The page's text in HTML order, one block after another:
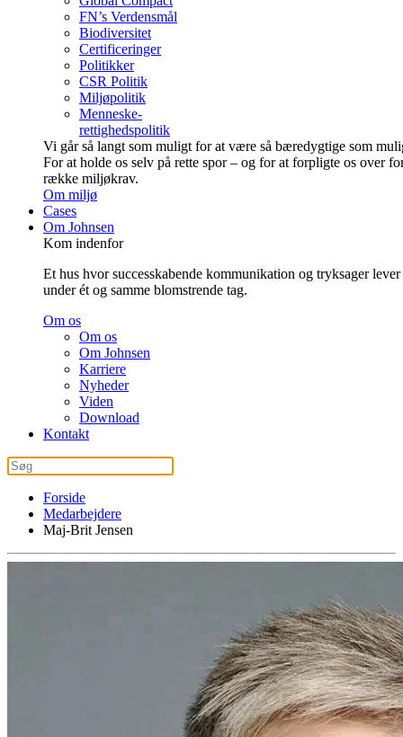
FN’s Verdensmål
Biodiversitet
Certificeringer
Politikker
CSR Politik
Miljøpolitik
Menneske-
rettighedspolitik
Vi går så langt som muligt for at være så bære­dygtige som
For at holde os selv på rette spor – og for at forpligte os over
række miljøkrav.
Om miljø
Cases
Om Johnsen
Kom indenfor
Et hus hvor successkabende kommunikation og tryksager lever
under ét og samme blomstrende tag.
Om os
Om os
Om Johnsen
Karriere
Nyheder
Viden
Download
Kontakt
Forside
Medarbejdere
Maj-Brit Jensen